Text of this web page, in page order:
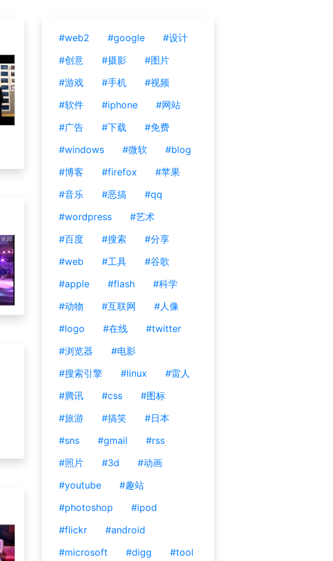
#web2 #google
#设计
#创意
#摄影
#图片
#游戏
#手机
#视频
#软件
#iphone
#网站
#广告
#下载
#免费
#windows
#微软
#blog
#博客
#firefox
#苹果
#音乐
#恶搞
#qq
#wordpress
#艺术
#百度
#搜索
#分享
#web
#工具
#谷歌
#apple
#flash
#科学
#动物
#互联网
#人像
#logo
#在线
#twitter
#浏览器
#电影
#搜索引擎
#linux
#雷人
#腾讯
#css
#图标
#旅游
#搞笑
#日本
#sns
#gmail
#rss
#照片
#3d
#动画
#youtube
#趣站
#photoshop
#ipod
#flickr
#android
#microsoft
#digg
#tool